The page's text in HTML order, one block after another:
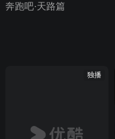
奔跑吧·天路篇
独播